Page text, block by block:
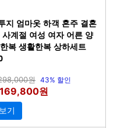
지 엄마옷 하객 혼주 결혼
계절 여성 여자 어른 양
복 생활한복 상하세트
원 43% 할인
원
기